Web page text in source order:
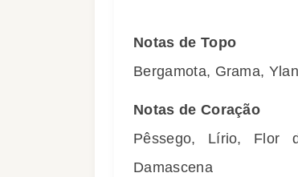
Notas de Topo
Bergamota, Grama,
Notas de Coração
Pêssego, Lírio, Flor
Damascena